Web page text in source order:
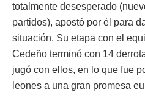
totalmente desesperado
partidos), apostó por él para
situación. Su etapa con el
Cedeño terminó con 14
jugó con ellos, en lo que fue
leones a una gran promesa